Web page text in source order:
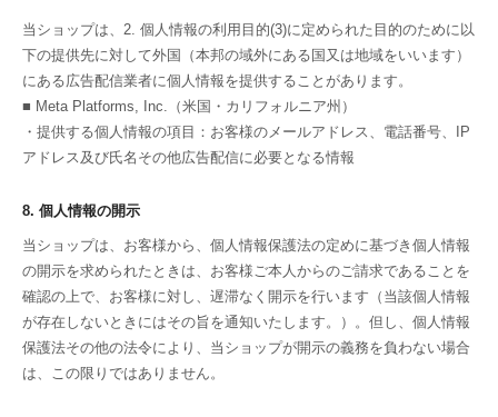
当ショップは、2. 個人情報の利用目的(3)に定められた目的のために以
下の提供先に対して外国（本邦の域外にある国又は地域をいいます）
にある広告配信業者に個人情報を提供することがあります。
■ Meta Platforms, Inc.（米国・カリフォルニア州）
・提供する個人情報の項目：お客様のメールアドレス、電話番号、IP
アドレス及び氏名その他広告配信に必要となる情報
8. 個人情報の開示
当ショップは、お客様から、個人情報保護法の定めに基づき個人情報
の開示を求められたときは、お客様ご本人からのご請求であることを
確認の上で、お客様に対し、遅滞なく開示を行います（当該個人情報
が存在しないときにはその旨を通知いたします。）。但し、個人情報
保護法その他の法令により、当ショップが開示の義務を負わない場合
は、この限りではありません。